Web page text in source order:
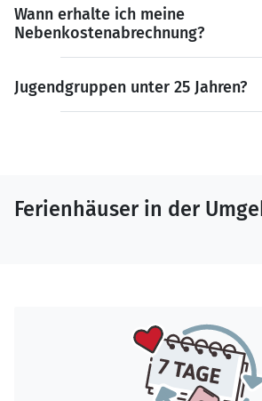
Wann erhalte ich meine
Nebenkostenabrechnung?
Jugendgruppen unter 25 Jahren?
Ferienhäuser in der